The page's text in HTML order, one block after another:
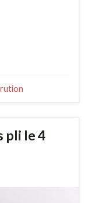
pli le 4